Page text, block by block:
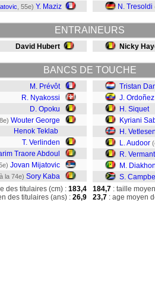
, 55e) Y. Maziz
N. Tresoldi
ENTRAINEURS
David Hubert Nicky
BANCS DE TOUCHE
M. Prévôt
R. Nyakossi
D. Opoku
Wouter George
Henok Teklab
T. Verlinden
Traore Abdoul
Jovan Mijatovic
la 74e) Sory Kaba
Tristan
J. Ordoñez
H. Siquet
Kyriani
H.
L. Audoor
R. Vermant
M.
S.
des titulaires (cm) : 183,4
des titulaires (ans) : 26,9
184,7 : taille
23,7 : age moyen